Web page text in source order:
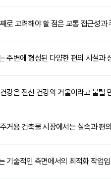
로 고려해야 할 점은 교통 접근성과
주변에 형성된 다양한 편의 시설과
강은 전신 건강의 거울이라고 불릴
거용 건축물 시장에서는 실속과 편
기술적인 측면에서의 최적화 작업